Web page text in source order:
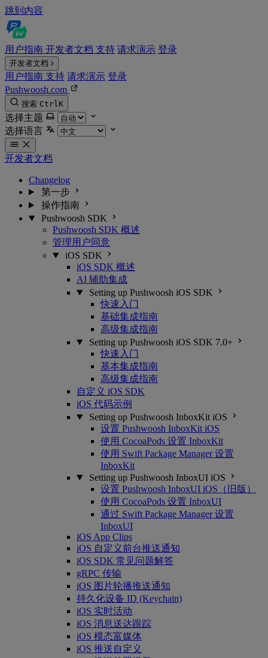
跳到内容
用户指南 开发者文档 支持 请求演示 登录
开发者文档
用户指南 支持 请求演示 登录
Pushwoosh.com
搜索 CtrlK
选择主题
选择语言
开发者文档
Changelog
第一步
操作指南
Pushwoosh SDK
Pushwoosh SDK 概述
管理用户同意
iOS SDK
iOS SDK 概述
AI 辅助集成
Setting up Pushwoosh iOS SDK
快速入门
基础集成指南
高级集成指南
Setting up Pushwoosh iOS SDK 7.0+
快速入门
基本集成指南
高级集成指南
自定义 iOS SDK
iOS 代码示例
Setting up Pushwoosh InboxKit iOS
设置 Pushwoosh InboxKit iOS
使用 CocoaPods 设置 InboxKit
使用 Swift Package Manager 设置
InboxKit
Setting up Pushwoosh InboxUI iOS
设置 Pushwoosh InboxUI iOS（旧版）
使用 CocoaPods 设置 InboxUI
通过 Swift Package Manager 设置
InboxUI
iOS App Clips
iOS 自定义前台推送通知
iOS SDK 常见问题解答
gRPC 传输
iOS 图片轮播推送通知
持久化设备 ID (Keychain)
iOS 实时活动
iOS 消息送达跟踪
iOS 模态富媒体
iOS 推送自定义